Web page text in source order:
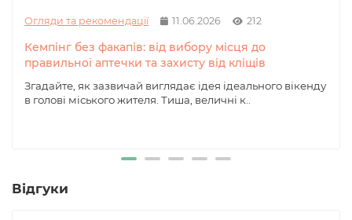
Огляди та рекомендації 11.06.2026 212
Кемпінг без факапів: від вибору місця до
правильної аптечки та захисту від кліщів
Згадайте, як зазвичай виглядає ідея ідеального вікенду
в голові міського жителя. Тиша, величні к..
Відгуки